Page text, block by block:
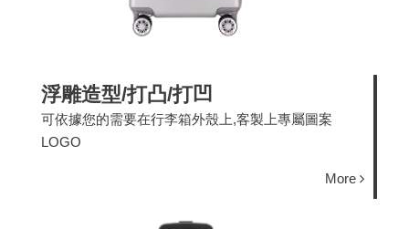
浮雕造型/打凸/打凹
可依據您的需要在行李箱外殼上,客製上專屬圖案
LOGO
More